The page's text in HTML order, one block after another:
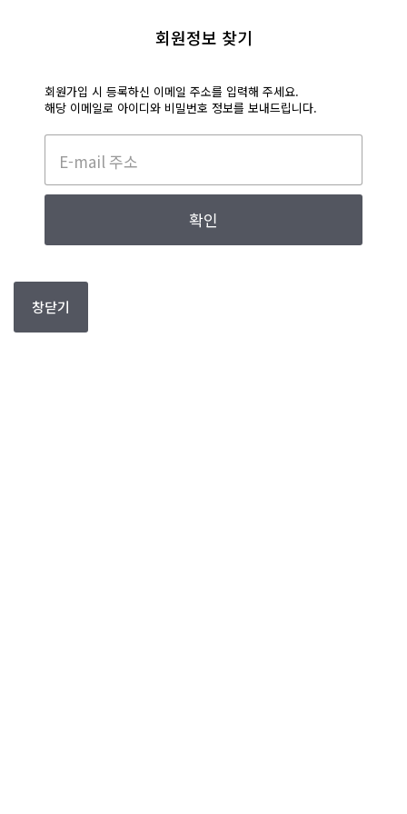
회원정보 찾기
회원가입 시 등록하신 이메일 주소를 입력해 주세요.
해당 이메일로 아이디와 비밀번호 정보를 보내드립니다.
창닫기